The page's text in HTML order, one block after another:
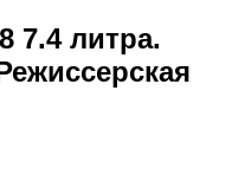
7.4 литра.